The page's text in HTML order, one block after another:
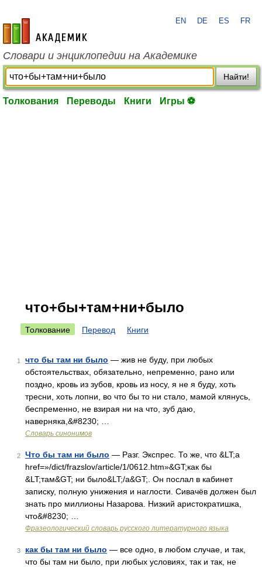
academic.ru
EN DE ES FR
Словари и энциклопедии на Академике
Найти!
Толкования Переводы Книги Игры ⚽
что+бы+там+ни+было
Толкование Перевод Книги
1 что бы там ни было — жив не буду, при любых
обстоятельствах, обязательно, непременно, рано или
поздно, кровь из зубов, кровь из носу, я не я буду, хоть
тресни, хоть лопни, во что бы то ни стало, мамой клянусь,
беспременно, не взирая ни на что, зуб даю,
наверняка,&#8230; …
Словарь синонимов
2 Что бы там ни было — Разг. Экспрес. То же, что &LT;a
href=»/dict/frazslov/article/1/0612.htm»&GT;как бы
&LT;там&GT; ни было&LT;/a&GT;. Он послал в кабинет
записку, полную унижения и наглости. Сивачёв должен был
знать про миллионы Назарова. Низкий аристократишка,
что&#8230; …
Фразеологический словарь русского литературного языка
3 как бы там ни было — все одно, в любом случае, и так,
что бы там ни было, при любых условиях, так и так, не